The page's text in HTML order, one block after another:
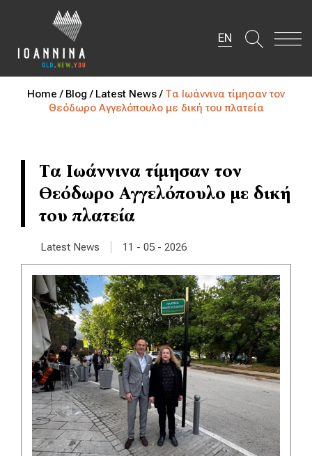
EN
Home / Blog / Latest News / Τα Ιωάννινα τίμησαν τον
Θεόδωρο Αγγελόπουλο με δική του πλατεία
Τα Ιωάννινα τίμησαν τον
Θεόδωρο Αγγελόπουλο με δική
του πλατεία
Latest News 11 - 05 - 2026